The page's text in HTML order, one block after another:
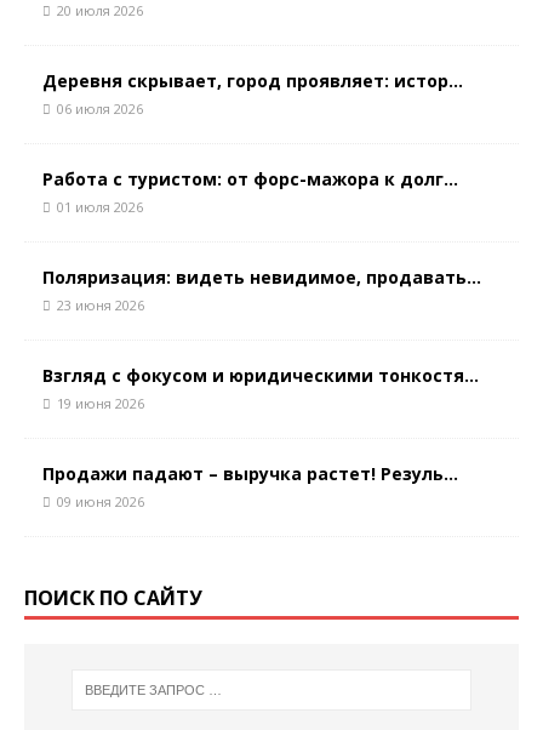
20 июля 2026
Деревня скрывает, город проявляет: истор...
06 июля 2026
Работа с туристом: от форс-мажора к долг...
01 июля 2026
Поляризация: видеть невидимое, продавать...
23 июня 2026
Взгляд с фокусом и юридическими тонкостя...
19 июня 2026
Продажи падают – выручка растет! Резуль...
09 июня 2026
ПОИСК ПО САЙТУ